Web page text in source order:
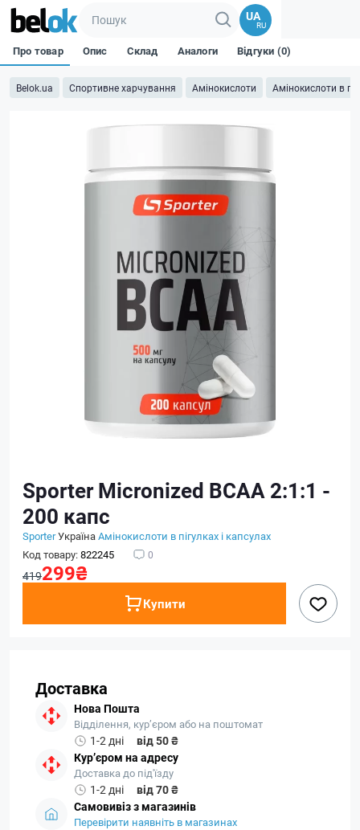
UA
RU
Belok.ua Спортивне харчування Амінокислоти Амінокислоти в
Про товар Опис Склад Аналоги Відгуки (0)
Sporter Micronized BCAA 2:1:1 -
200 капс
SporterУкраїнаАмінокислоти в пігулках і капсулах
Код товару:822245 0
419299₴
Купити
Доставка
Нова Пошта
Відділення, кур’єром або на поштомат
1-2 дні
від 50 ₴
Кур’єром на адресу
Доставка до під'їзду
1-2 дні
від 70 ₴
Самовивіз з магазинів
Перевірити наявніть в магазинах